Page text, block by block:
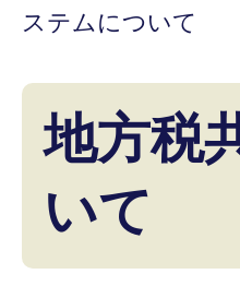
ステムについて
地方税
いて